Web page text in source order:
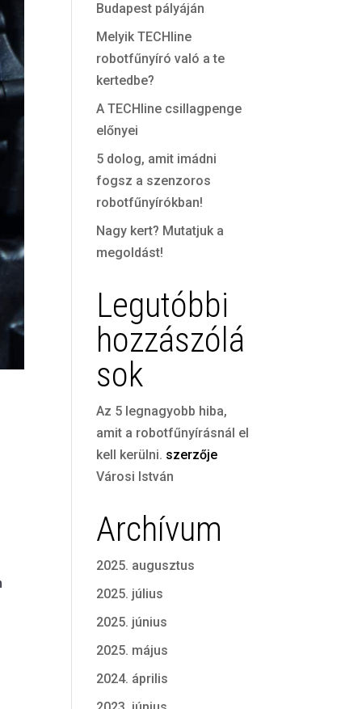
Budapest pályáján
Melyik TECHline
robotfűnyíró való a te
kertedbe?
A TECHline csillagpenge
előnyei
5 dolog, amit imádni
fogsz a szenzoros
robotfűnyírókban!
Nagy kert? Mutatjuk a
megoldást!
Legutóbbi
hozzászólá
sok
Az 5 legnagyobb hiba,
amit a robotfűnyírásnál el
kell kerülni. szerzője
Városi István
Archívum
2025. augusztus
2025. július
2025. június
2025. május
2024. április